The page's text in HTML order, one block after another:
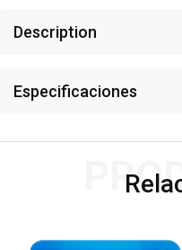
Description
Especificaciones